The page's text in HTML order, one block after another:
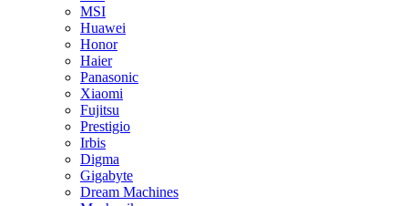
MSI
Huawei
Honor
Haier
Panasonic
Xiaomi
Fujitsu
Prestigio
Irbis
Digma
Gigabyte
Dream Machines